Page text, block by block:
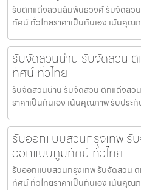
รับตกแต่งสวนสัมพันธวงศ์ รับจัดสว
ทัศน์ ทั่วไทยราคาเป็นกันเอง เน้นคุณ
รับจัดสวนน่าน รับจัดสวน
ทัศน์ ทั่วไทย
รับจัดสวนน่าน รับจัดสวน ตกแต่งส
ราคาเป็นกันเอง เน้นคุณภาพ รับประ
รับออกแบบสวนกรุงเทพ รั
ออกแบบภูมิทัศน์ ทั่วไทย
รับออกแบบสวนกรุงเทพ รับจัดสวน
ทัศน์ ทั่วไทยราคาเป็นกันเอง เน้นคุณ